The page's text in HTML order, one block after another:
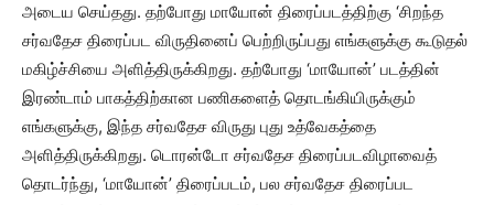
அடைய செய்தது. தற்போது மாயோன் திரைப்படத்திற்கு ‘சிறந்த
சர்வதேச திரைப்பட விருதினைப் பெற்றிருப்பது எங்களுக்கு கூடுதல்
மகிழ்ச்சியை அளித்திருக்கிறது. தற்போது ‘மாயோன்’ படத்தின்
இரண்டாம் பாகத்திற்கான பணிகளைத் தொடங்கியிருக்கும்
எங்களுக்கு, இந்த சர்வதேச விருது புது உத்வேகத்தை
அளித்திருக்கிறது. டொரன்டோ சர்வதேச திரைப்படவிழாவைத்
தொடர்ந்து, ‘மாயோன்’ திரைப்படம், பல சர்வதேச திரைப்பட